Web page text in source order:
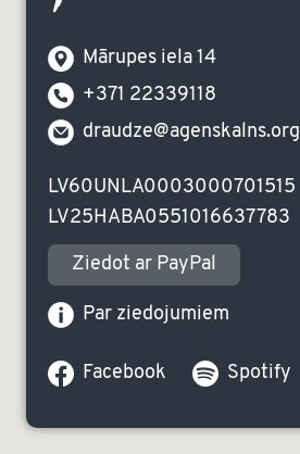
Mārupes iela 14
+371 22339118
draudze@agenskalns.org
LV60UNLA0003000701515
LV25HABA0551016637783
Ziedot ar PayPal
Par ziedojumiem
Facebook Spotify